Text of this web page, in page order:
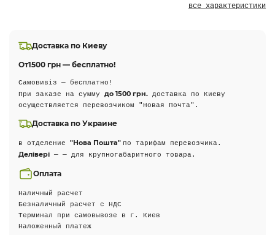
все характеристики
Доставка по Киеву
От1500 грн — бесплатно!
Самовивіз — бесплатно!
При заказе на сумму до 1500 грн. доставка по Киеву
осуществляется перевозчиком "Новая Почта".
Доставка по Украине
в отделение "Нова Пошта" по тарифам перевозчика.
Делівері — — для крупногабаритного товара.
Оплата
Наличный расчет
Безналичный расчет с НДС
Терминал при самовывозе в г. Киев
Наложенный платеж